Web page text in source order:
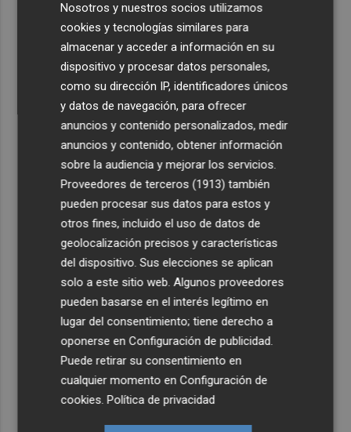
sensaciones y Ayoze como goleador
Más de medio millar de festeros de Ufece se reivindican
en el pregón en Elche: "se nota, se siente, el campo está
Cuenta atrás para el Rototom, un festival que hace de la
diversidad su "seña de identidad"
Nosotros y nuestros socios utilizamos
cookies y tecnologías similares para
almacenar y acceder a información en su
dispositivo y procesar datos personales,
como su dirección IP, identificadores únicos
y datos de navegación, para ofrecer
anuncios y contenido personalizados, medir
anuncios y contenido, obtener información
sobre la audiencia y mejorar los servicios.
Proveedores de terceros (1913) también
pueden procesar sus datos para estos y
otros fines, incluido el uso de datos de
geolocalización precisos y características
del dispositivo. Sus elecciones se aplican
solo a este sitio web. Algunos proveedores
pueden basarse en el interés legítimo en
lugar del consentimiento; tiene derecho a
oponerse enConfiguración de publicidad.
Puede retirar su consentimiento en
cualquier momento enConfiguración de
cookies.Política de privacidad